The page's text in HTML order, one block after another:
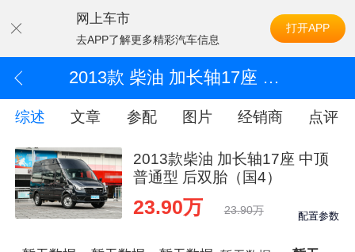
网上车市
去APP了解更多精彩汽车信息
打开APP
2013款 柴油 加长轴17座 中顶普通型 后双胎（国4）
综述 文章 参配 图片 经销商 点评
2013款柴油 加长轴17座 中顶
普通型 后双胎（国4）
23.90万 23.90万 配置参数